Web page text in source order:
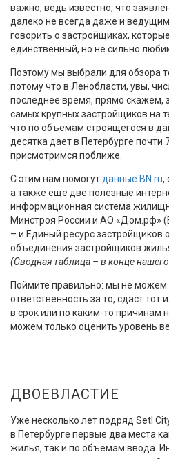
важно, ведь известно, что
далеко не всегда даже и
говорить о застройщиках,
единственный, но не сильно
Поэтому мы выбрали для обзора
потому что в Ленобласти, увы,
последнее время, прямо скажем,
самых крупных застройщиков на
что по объемам строящегося в
десятка дает в Петербурге почти
присмотримся поближе.
С этим нам помогут данные BN.ru,
а также еще две полезные
информационная система
Минстроя России и АО «Дом.рф»
– и Единый ресурс застройщиков
объединения застройщиков
(Сводная таблица – в конце нашего
Поймите правильно: мы не можем
ответственность за то, сдаст
в срок или по каким-то причинам
можем только оценить уровень
ДВОЕВЛАСТИЕ
Уже несколько лет подряд Setl
в Петербурге первые два места
жилья, так и по объемам ввода.